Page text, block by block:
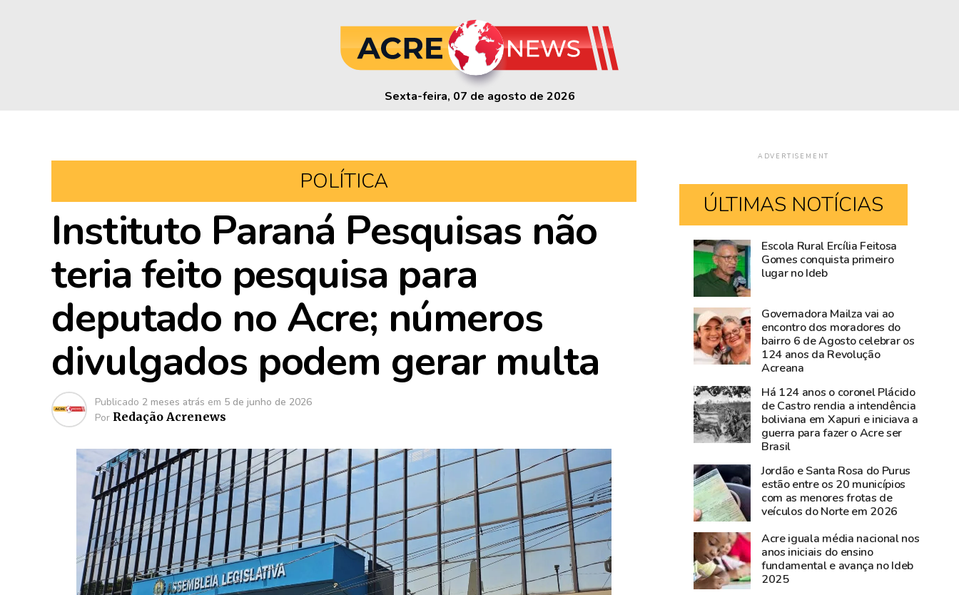
Sexta-feira, 07 de agosto de 2026
POLÍTICA
Instituto Paraná Pesquisas não
teria feito pesquisa para
deputado no Acre; números
divulgados podem gerar multa
Publicado 2 meses atrás em 5 de junho de 2026
Por Redação Acrenews
ADVERTISEMENT
ÚLTIMAS NOTÍCIAS
Após
articulação
do
Estado,
documentos
históricos
de
de
Castro
são
resgatados
em
São
Gabriel,
no
Rio
Grande
do
Sul
Casamento
coletivo
será
realizado
nesta
sexta-
feira,
Expoacre
Escola Rural Ercília Feitosa
Gomes conquista primeiro
lugar no Ideb
Governadora Mailza vai ao
encontro dos moradores do
bairro 6 de Agosto celebrar os
124 anos da Revolução
Acreana
Há 124 anos o coronel Plácido
de Castro rendia a intendência
boliviana em Xapuri e iniciava a
guerra para fazer o Acre ser
Brasil
Jordão e Santa Rosa do Purus
estão entre os 20 municípios
com as menores frotas de
veículos do Norte em 2026
Acre iguala média nacional nos
anos iniciais do ensino
fundamental e avança no Ideb
2025